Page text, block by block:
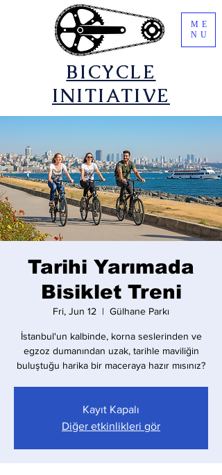
​BICYCLE
INITIATIVE
ME
NU
Tarihi Yarımada
Bisiklet Treni
Fri, Jun 12
  |
Gülhane Parkı
İstanbul'un kalbinde, korna seslerinden ve
egzoz dumanından uzak, tarihle maviliğin
buluştuğu harika bir maceraya hazır mısınız?
Kayıt Kapalı
Diğer etkinlikleri gör